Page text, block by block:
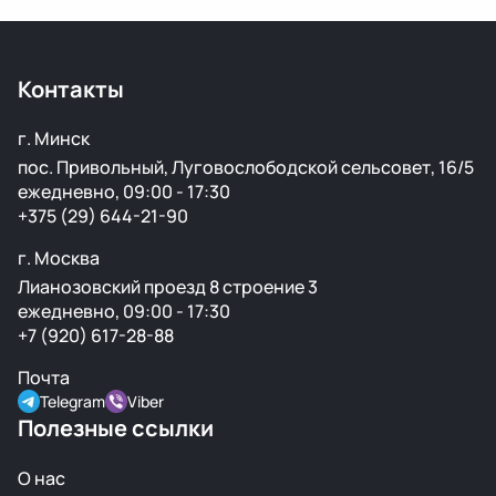
Контакты
г. Минск
пос. Привольный, Луговослободской сельсовет, 16/5
ежедневно, 09:00 - 17:30
+375 (29) 644-21-90
г. Москва
Лианозовский проезд 8 строение 3
ежедневно, 09:00 - 17:30
+7 (920) 617-28-88
Почта
Telegram Viber
Полезные ссылки
О нас